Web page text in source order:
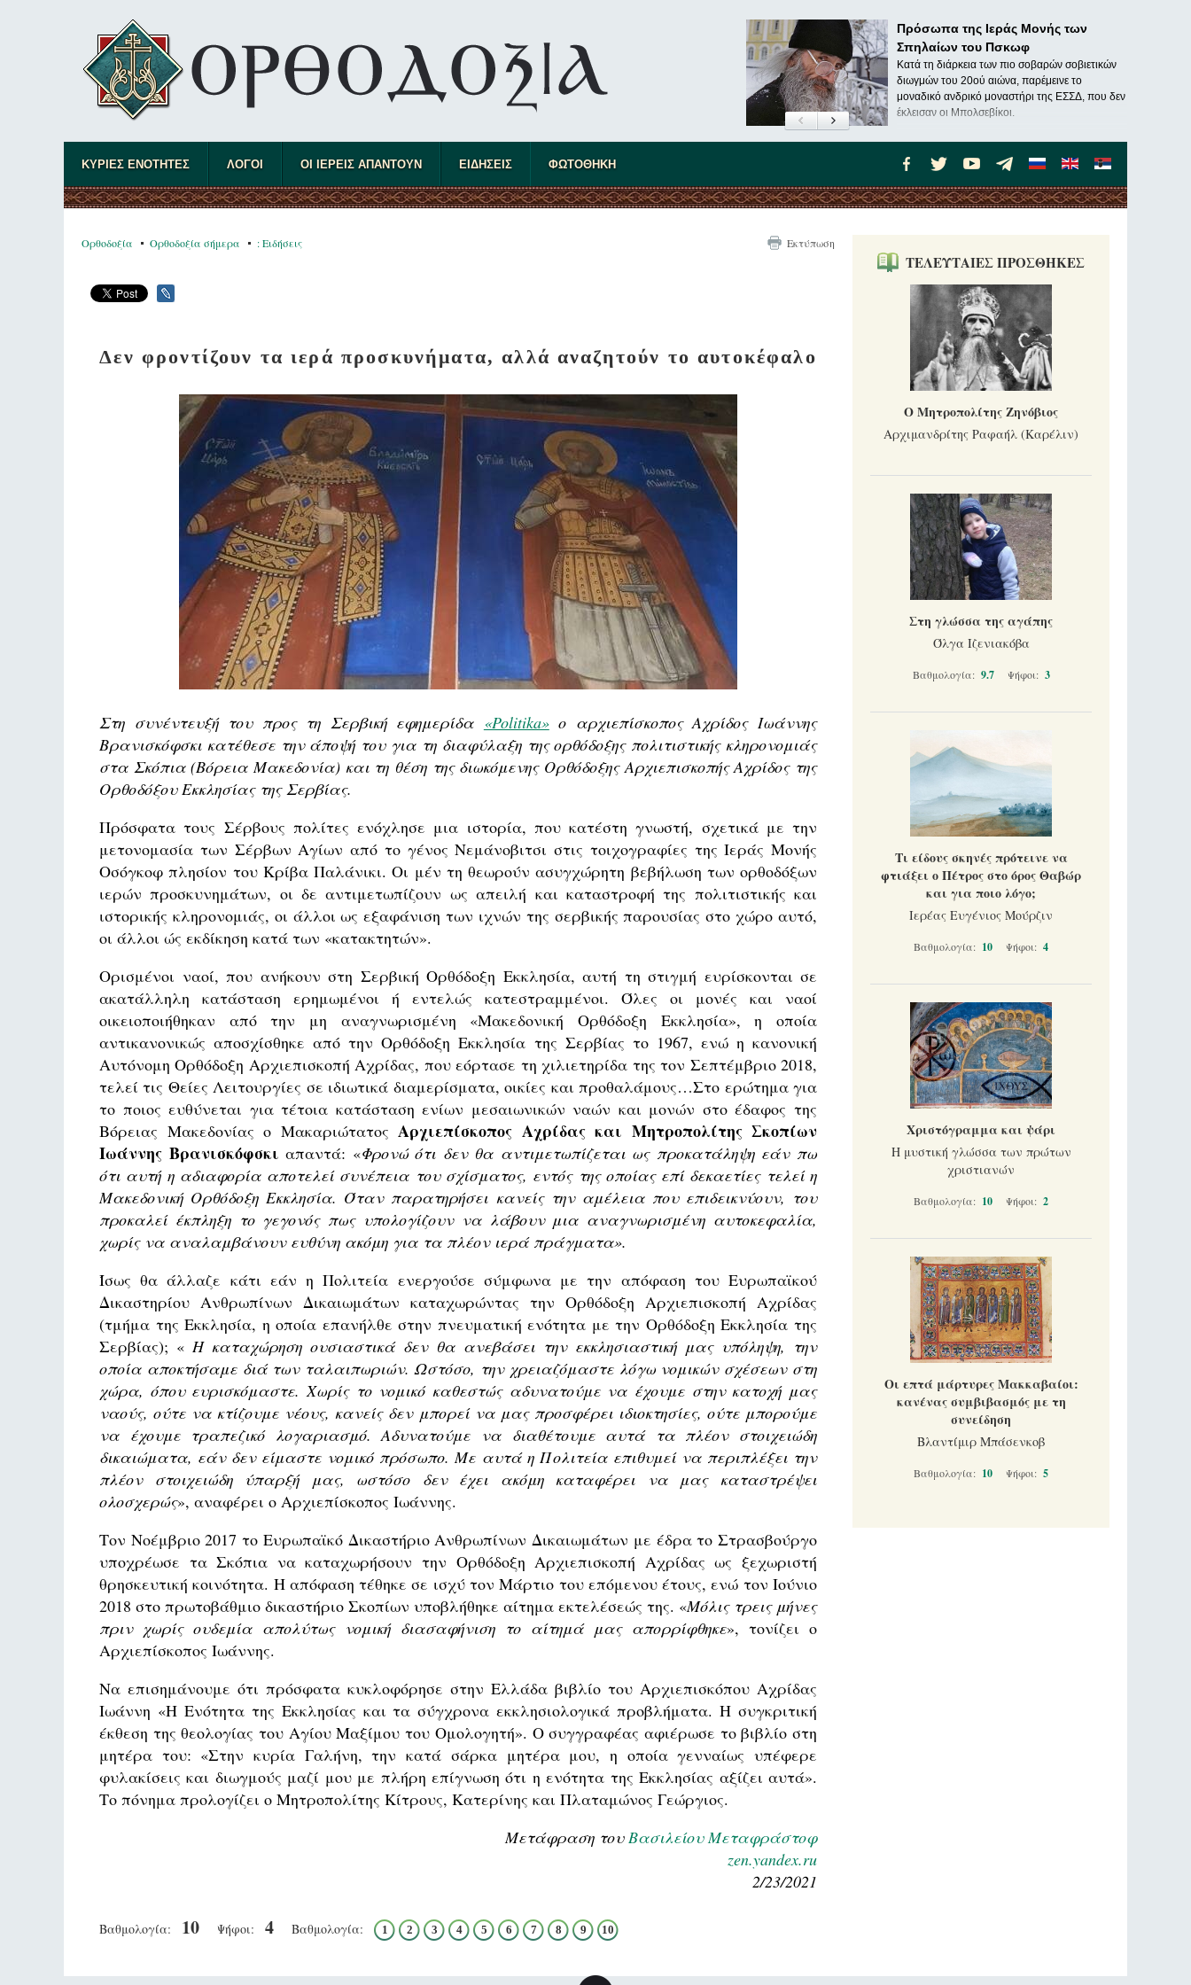
Πρόσωπα της Ιεράς Μονής των
Σπηλαίων του Πσκωφ
Κατά τη διάρκεια των πιο σοβαρών σοβιετικών
διωγμών του 20ού αιώνα, παρέμεινε το
μοναδικό ανδρικό μοναστήρι της ΕΣΣΔ, που δεν
έκλεισαν οι Μπολσεβίκοι.
ΚΥΡΙΕΣ ΕΝΟΤΗΤΕΣ ΛΟΓΟΙ ΟΙ ΙΕΡΕΙΣ ΑΠΑΝΤΟΥΝ ΕΙΔΗΣΕΙΣ ΦΩΤΟΘΗΚΗ
Ορθοδοξία Ορθοδοξία σήμερα : Ειδήσεις Εκτύπωση
Δεν φροντίζουν τα ιερά προσκυνήματα, αλλά αναζητούν το αυτοκέφαλο
Στη συνέντευξή του προς τη Σερβική εφημερίδα «Politika»ο αρχιεπίσκοπος Αχρίδος Ιωάννης
Βρανισκόφσκι κατέθεσε την άποψή του για τη διαφύλαξη της ορθόδοξης πολιτιστικής κληρονομιάς
στα Σκόπια (Βόρεια Μακεδονία) και τη θέση της διωκόμενης Ορθόδοξης Αρχιεπισκοπής Αχρίδος της
Ορθοδόξου Εκκλησίας της Σερβίας.
Πρόσφατα τους Σέρβους πολίτες ενόχλησε μια ιστορία, που κατέστη γνωστή, σχετικά με την
μετονομασία των Σέρβων Αγίων από το γένος Νεμάνοβιτσι στις τοιχογραφίες της Ιεράς Μονής
Οσόγκοφ πλησίον του Κρίβα Παλάνικι. Οι μέν τη θεωρούν ασυγχώρητη βεβήλωση των ορθοδόξων
ιερών προσκυνημάτων, οι δε αντιμετωπίζουν ως απειλή και καταστροφή της πολιτιστικής και
ιστορικής κληρονομιάς, οι άλλοι ως εξαφάνιση των ιχνών της σερβικής παρουσίας στο χώρο αυτό,
οι άλλοι ώς εκδίκηση κατά των «κατακτητών».
Ορισμένοι ναοί, που ανήκουν στη Σερβική Ορθόδοξη Εκκλησία, αυτή τη στιγμή ευρίσκονται σε
ακατάλληλη κατάσταση ερημωμένοι ή εντελώς κατεστραμμένοι. Όλες οι μονές και ναοί
οικειοποιήθηκαν από την μη αναγνωρισμένη «Μακεδονική Ορθόδοξη Εκκλησία», η οποία
αντικανονικώς αποσχίσθηκε από την Ορθόδοξη Εκκλησία της Σερβίας το 1967, ενώ η κανονική
Αυτόνομη Ορθόδοξη Αρχιεπισκοπή Αχρίδας, που εόρτασε τη χιλιετηρίδα της τον Σεπτέμβριο 2018,
τελεί τις Θείες Λειτουργίες σε ιδιωτικά διαμερίσματα, οικίες και προθαλάμους…Στο ερώτημα για
το ποιος ευθύνεται για τέτοια κατάσταση ενίων μεσαιωνικών ναών και μονών στο έδαφος της
Βόρειας Μακεδονίας ο Μακαριώτατος Αρχιεπίσκοπος Αχρίδας και Μητροπολίτης Σκοπίων
Ιωάννης Βρανισκόφσκι απαντά: «Φρονώ ότι δεν θα αντιμετωπίζεται ως προκατάληψη εάν πω
ότι αυτή η αδιαφορία αποτελεί συνέπεια του σχίσματος, εντός της οποίας επί δεκαετίες τελεί η
Μακεδονική Ορθόδοξη Εκκλησία. Όταν παρατηρήσει κανείς την αμέλεια που επιδεικνύουν, του
προκαλεί έκπληξη το γεγονός πως υπολογίζουν να λάβουν μια αναγνωρισμένη αυτοκεφαλία,
χωρίς να αναλαμβάνουν ευθύνη ακόμη για τα πλέον ιερά πράγματα».
Ίσως θα άλλαζε κάτι εάν η Πολιτεία ενεργούσε σύμφωνα με την απόφαση του Ευρωπαϊκού
Δικαστηρίου Ανθρωπίνων Δικαιωμάτων καταχωρώντας την Ορθόδοξη Αρχιεπισκοπή Αχρίδας
(τμήμα της Εκκλησία, η οποία επανήλθε στην πνευματική ενότητα με την Ορθόδοξη Εκκλησία της
Σερβίας); « Η καταχώρηση ουσιαστικά δεν θα ανεβάσει την εκκλησιαστική μας υπόληψη, την
οποία αποκτήσαμε διά των ταλαιπωριών. Ωστόσο, την χρειαζόμαστε λόγω νομικών σχέσεων στη
χώρα, όπου ευρισκόμαστε. Χωρίς το νομικό καθεστώς αδυνατούμε να έχουμε στην κατοχή μας
ναούς, ούτε να κτίζουμε νέους, κανείς δεν μπορεί να μας προσφέρει ιδιοκτησίες, ούτε μπορούμε
να έχουμε τραπεζικό λογαριασμό. Αδυνατούμε να διαθέτουμε αυτά τα πλέον στοιχειώδη
δικαιώματα, εάν δεν είμαστε νομικό πρόσωπο. Με αυτά η Πολιτεία επιθυμεί να περιπλέξει την
πλέον στοιχειώδη ύπαρξή μας, ωστόσο δεν έχει ακόμη καταφέρει να μας καταστρέψει
ολοσχερώς», αναφέρει ο Αρχιεπίσκοπος Ιωάννης.
Τον Νοέμβριο 2017 το Ευρωπαϊκό Δικαστήριο Ανθρωπίνων Δικαιωμάτων με έδρα το Στρασβούργο
υποχρέωσε τα Σκόπια να καταχωρήσουν την Ορθόδοξη Αρχιεπισκοπή Αχρίδας ως ξεχωριστή
θρησκευτική κοινότητα. Η απόφαση τέθηκε σε ισχύ τον Μάρτιο του επόμενου έτους, ενώ τον Ιούνιο
2018 στο πρωτοβάθμιο δικαστήριο Σκοπίων υποβλήθηκε αίτημα εκτελέσεώς της. «Μόλις τρεις μήνες
πριν χωρίς ουδεμία απολύτως νομική διασαφήνιση το αίτημά μας απορρίφθηκε», τονίζει ο
Αρχιεπίσκοπος Ιωάννης.
Να επισημάνουμε ότι πρόσφατα κυκλοφόρησε στην Ελλάδα βιβλίο του Αρχιεπισκόπου Αχρίδας
Ιωάννη «Η Ενότητα της Εκκλησίας και τα σύγχρονα εκκλησιολογικά προβλήματα. Η συγκριτική
έκθεση της θεολογίας του Αγίου Μαξίμου του Ομολογητή». Ο συγγραφέας αφιέρωσε το βιβλίο στη
μητέρα του: «Στην κυρία Γαλήνη, την κατά σάρκα μητέρα μου, η οποία γενναίως υπέφερε
φυλακίσεις και διωγμούς μαζί μου με πλήρη επίγνωση ότι η ενότητα της Εκκλησίας αξίζει αυτά».
Το πόνημα προλογίζει ο Μητροπολίτης Κίτρους, Κατερίνης και Πλαταμώνος Γεώργιος.
Μετάφραση τουΒασιλείου Μεταφράστοφ
zen.yandex.ru
2/23/2021
Βαθμολογία: 10 Ψήφοι: 4 Βαθμολογία: 1 2 3 4 5 6 7 8 9 10
ΤΕΛΕΥΤΑΙΕΣ ΠΡΟΣΘΗΚΕΣ
Ο Μητροπολίτης Ζηνόβιος
Αρχιμανδρίτης Ραφαήλ (Καρέλιν)
Στη γλώσσα της αγάπης
Όλγα Ιζενιακόβα
Βαθμολογία: 9.7 Ψήφοι: 3
Τι είδους σκηνές πρότεινε να
φτιάξει ο Πέτρος στο όρος Θαβώρ
και για ποιο λόγο;
Ιερέας Ευγένιος Μούρζιν
Βαθμολογία: 10 Ψήφοι: 4
Χριστόγραμμα και ψάρι
Η μυστική γλώσσα των πρώτων
χριστιανών
Βαθμολογία: 10 Ψήφοι: 2
Οι επτά μάρτυρες Μακκαβαίοι:
κανένας συμβιβασμός με τη
συνείδηση
Βλαντίμιρ Μπάσενκοβ
Βαθμολογία: 10 Ψήφοι: 5